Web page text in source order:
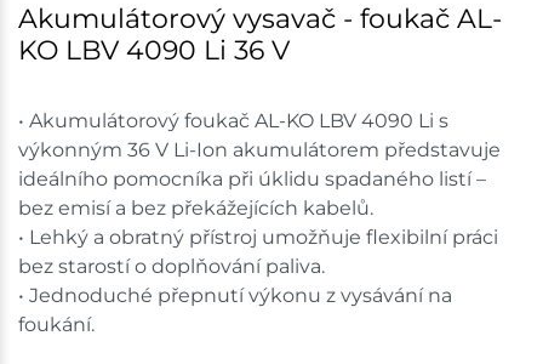
Akumulátorový vysavač - foukač AL-
KO LBV 4090 Li 36 V
• Akumulátorový foukač AL-KO LBV 4090 Li s
výkonným 36 V Li-Ion akumulátorem představuje
ideálního pomocníka při úklidu spadaného listí –
bez emisí a bez překážejících kabelů.
• Lehký a obratný přístroj umožňuje flexibilní práci
bez starostí o doplňování paliva.
• Jednoduché přepnutí výkonu z vysávání na
foukání.